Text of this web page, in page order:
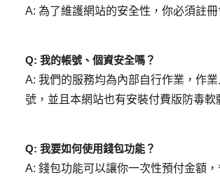
A: 為了維護網站的安全性，你必須註
Q: 我的帳號、個資安全嗎？
A: 我們的服務均為內部自行作業，作
號，並且本網站也有安裝付費版防毒
Q: 我要如何使用錢包功能？
A: 錢包功能可以讓你一次性預付金額